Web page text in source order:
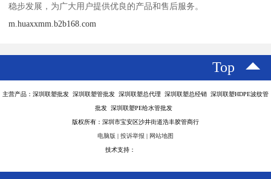
稳步发展，为广大用户提供优良的产品和售后服务。
m.huaxxmm.b2b168.com
Top
主营产品：深圳联塑批发 深圳联塑管批发 深圳联塑总代理 深圳联塑总经销 深圳联塑HDPE波纹管
批发 深圳联塑PE给水管批发
版权所有：深圳市宝安区沙井街道浩丰胶管商行
电脑版 | 投诉举报 | 网站地图
技术支持：